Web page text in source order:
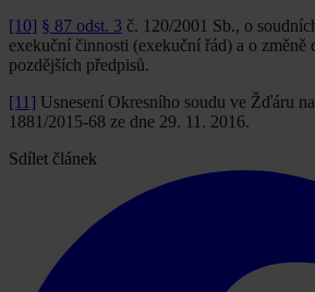
[10] § 87 odst. 3 č. 120/2001 Sb., o
exekuční činnosti (exekuční řád) a o změně
pozdějších předpisů.
[11] Usnesení Okresního soudu ve Žďáru
1881/2015-68 ze dne 29. 11. 2016.
Sdílet článek